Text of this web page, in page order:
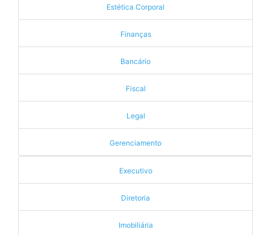
Estética Corporal
Finanças
Bancário
Fiscal
Legal
Gerenciamento
Executivo
Diretoria
Imobiliária